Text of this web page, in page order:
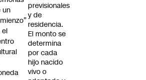
previsionales
y de
residencia.
El monto se
determina
por cada
hijo nacido
vivo o
un
el